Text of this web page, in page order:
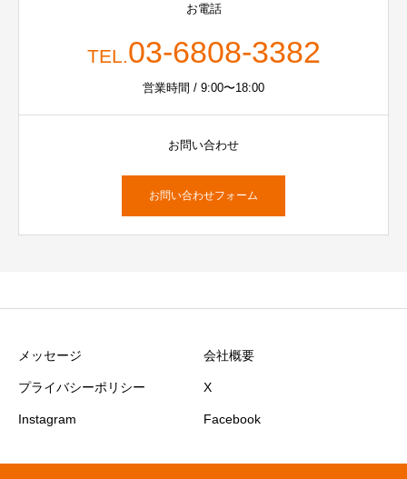
お電話
TEL. 03-6808-3382
営業時間 / 9:00〜18:00
お問い合わせ
お問い合わせフォーム
メッセージ 会社概要
プライバシーポリシー X
Instagram Facebook